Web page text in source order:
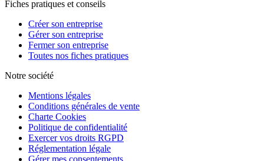
Fiches pratiques et conseils
Créer son entreprise
Gérer son entreprise
Fermer son entreprise
Toutes nos fiches pratiques
Notre société
Mentions légales
Conditions générales de vente
Charte Cookies
Politique de confidentialité
Exercer vos droits RGPD
Réglementation légale
Gérer mes consentements